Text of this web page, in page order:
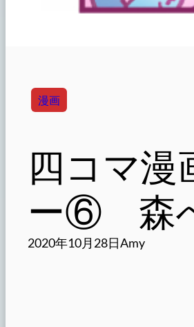
漫画
四コマ漫
ー⑥ 森へ
2020年10月28日Amy